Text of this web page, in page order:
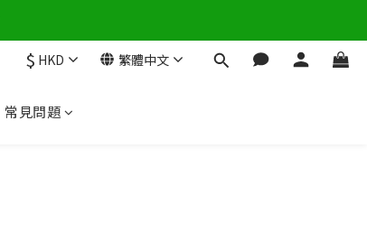
$ HKD 繁體中文
常見問題